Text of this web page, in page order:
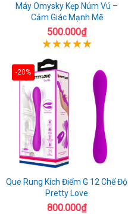
Máy Omysky Kẹp Núm Vú –
Cảm Giác Mạnh Mẽ
500.000₫
-20%
Que Rung Kích Điểm G 12 Chế Độ
Pretty Love
800.000₫